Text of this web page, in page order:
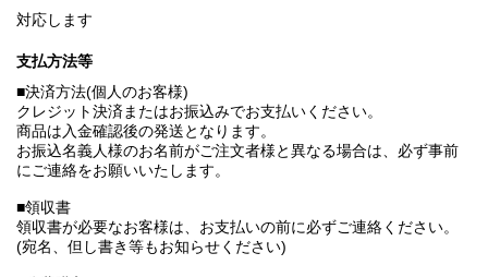
対応します
支払方法等
■決済方法(個人のお客様)
クレジット決済またはお振込みでお支払いください。
商品は入金確認後の発送となります。
お振込名義人様のお名前がご注文者様と異なる場合は、必ず事前
にご連絡をお願いいたします。
■領収書
領収書が必要なお客様は、お支払いの前に必ずご連絡ください。
(宛名、但し書き等もお知らせください)